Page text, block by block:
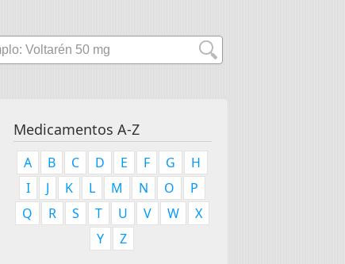
Medicamentos A-Z
A B C D E F G
H
I
J K L M N O
P
Q
R S T U V W
X
Y
Z